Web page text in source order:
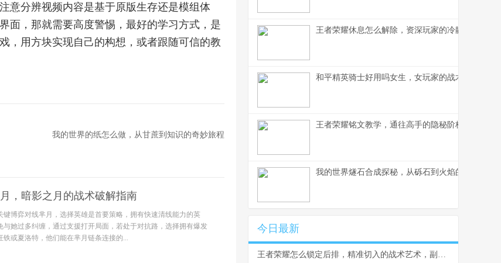
意分辨视频内容是基于原版生存还是模组体
面，那就需要高度警惕，最好的学习方式，是
，用方块实现自己的构想，或者跟随可信的教
我的世界的纸怎么做，从甘蔗到知识的奇妙旅程
，暗影之月的战术破解指南
键博弈对线芈月，选择英雄是首要策略，拥有快速清线能力的英
与她过多纠缠，通过支援打开局面，若处于对抗路，选择拥有爆发
或夏洛特，他们能在芈月链条连接的...
王者荣耀休息怎么解除，资深玩家的冷静思考与
和平精英骑士好用吗女生，女玩家的战术美学与实
王者荣耀铭文教学，通往高手的隐秘阶梯副标题，
我的世界燧石合成探秘，从砾石到火焰的生存艺术
今日最新
王者荣耀怎么锁定后排，精准切入的战术艺术，副标题，脆皮噩梦与团战胜负手